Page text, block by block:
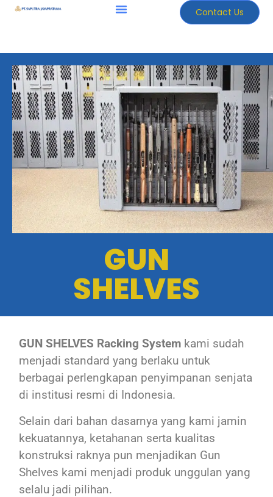
Contact Us
GUN
SHELVES
GUN SHELVES Racking System kami sudah
menjadi standard yang berlaku untuk
berbagai perlengkapan penyimpanan senjata
di institusi resmi di Indonesia.
Selain dari bahan dasarnya yang kami jamin
kekuatannya, ketahanan serta kualitas
konstruksi raknya pun menjadikan Gun
Shelves kami menjadi produk unggulan yang
selalu jadi pilihan.